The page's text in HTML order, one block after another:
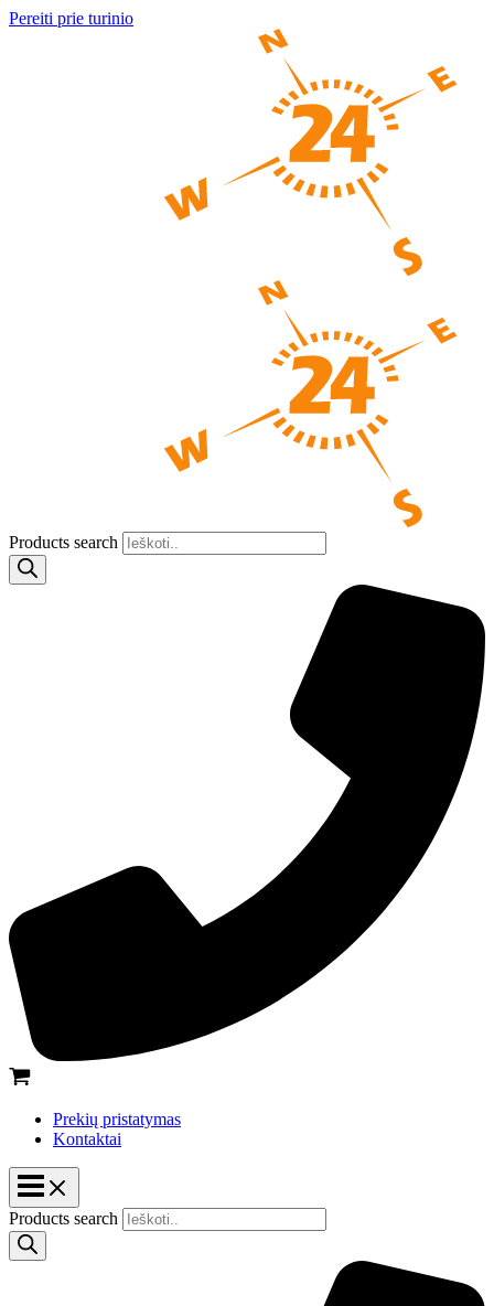
Pereiti prie turinio
Products search
Prekių pristatymas
Kontaktai
Products search